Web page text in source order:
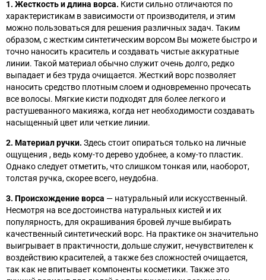
1. Жесткость и длина ворса. Кисти сильно отличаются по
характеристикам в зависимости от производителя, и этим
можно пользоваться для решения различных задач. Таким
образом, с жестким синтетическим ворсом Вы можете быстро и
точно наносить краситель и создавать чистые аккуратные
линии. Такой материал обычно служит очень долго, редко
выпадает и без труда очищается. Жесткий ворс позволяет
наносить средство плотным слоем и одновременно прочесать
все волосы. Мягкие кисти подходят для более легкого и
растушеванного макияжа, когда нет необходимости создавать
насыщенный цвет или четкие линии.
2. Материал ручки. Здесь стоит опираться только на личные
ощущения , ведь кому-то дерево удобнее, а кому-то пластик.
Однако следует отметить, что слишком тонкая или, наоборот,
толстая ручка, скорее всего, неудобна.
3. Происхождение ворса — натуральный или искусственный.
Несмотря на все достоинства натуральных кистей и их
популярность, для окрашивания бровей лучше выбирать
качественный синтетический ворс. На практике он значительно
выигрывает в практичности, дольше служит, нечувствителен к
воздействию красителей, а также без сложностей очищается,
так как не впитывает компоненты косметики. Также это